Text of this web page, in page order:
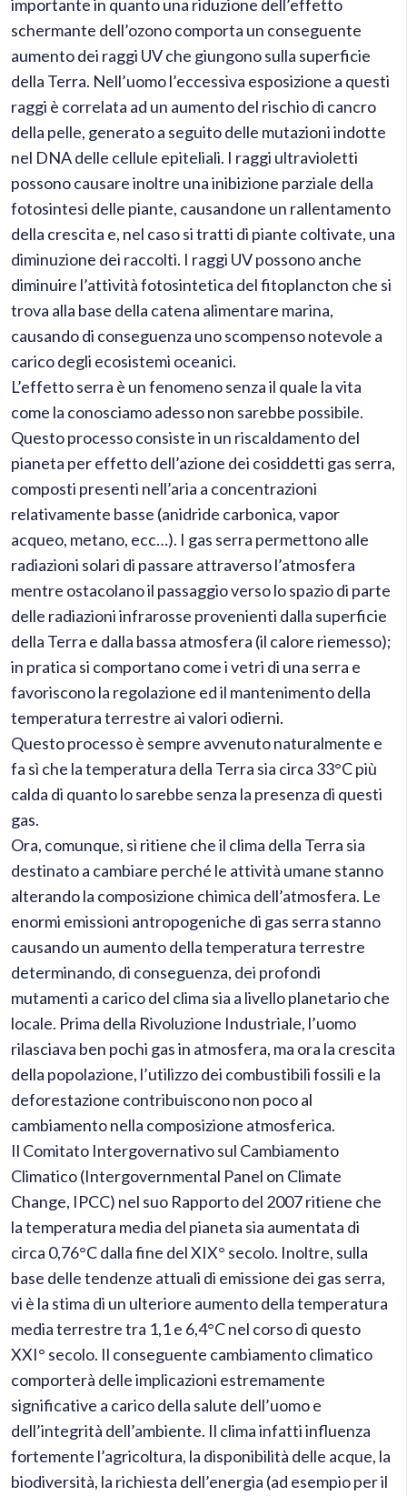
importante in quanto una riduzione dell’effetto
schermante dell’ozono comporta un conseguente
aumento dei raggi UV che giungono sulla superficie
della Terra. Nell’uomo l’eccessiva esposizione a questi
raggi è correlata ad un aumento del rischio di cancro
della pelle, generato a seguito delle mutazioni indotte
nel DNA delle cellule epiteliali. I raggi ultravioletti
possono causare inoltre una inibizione parziale della
fotosintesi delle piante, causandone un rallentamento
della crescita e, nel caso si tratti di piante coltivate, una
diminuzione dei raccolti. I raggi UV possono anche
diminuire l’attività fotosintetica del fitoplancton che si
trova alla base della catena alimentare marina,
causando di conseguenza uno scompenso notevole a
carico degli ecosistemi oceanici.
L’effetto serra è un fenomeno senza il quale la vita
come la conosciamo adesso non sarebbe possibile.
Questo processo consiste in un riscaldamento del
pianeta per effetto dell’azione dei cosiddetti gas serra,
composti presenti nell’aria a concentrazioni
relativamente basse (anidride carbonica, vapor
acqueo, metano, ecc…). I gas serra permettono alle
radiazioni solari di passare attraverso l’atmosfera
mentre ostacolano il passaggio verso lo spazio di parte
delle radiazioni infrarosse provenienti dalla superficie
della Terra e dalla bassa atmosfera (il calore riemesso);
in pratica si comportano come i vetri di una serra e
favoriscono la regolazione ed il mantenimento della
temperatura terrestre ai valori odierni.
Questo processo è sempre avvenuto naturalmente e
fa sì che la temperatura della Terra sia circa 33°C più
calda di quanto lo sarebbe senza la presenza di questi
gas.
Ora, comunque, si ritiene che il clima della Terra sia
destinato a cambiare perché le attività umane stanno
alterando la composizione chimica dell’atmosfera. Le
enormi emissioni antropogeniche di gas serra stanno
causando un aumento della temperatura terrestre
determinando, di conseguenza, dei profondi
mutamenti a carico del clima sia a livello planetario che
locale. Prima della Rivoluzione Industriale, l’uomo
rilasciava ben pochi gas in atmosfera, ma ora la crescita
della popolazione, l’utilizzo dei combustibili fossili e la
deforestazione contribuiscono non poco al
cambiamento nella composizione atmosferica.
Il Comitato Intergovernativo sul Cambiamento
Climatico (Intergovernmental Panel on Climate
Change, IPCC) nel suo Rapporto del 2007 ritiene che
la temperatura media del pianeta sia aumentata di
circa 0,76°C dalla fine del XIX° secolo. Inoltre, sulla
base delle tendenze attuali di emissione dei gas serra,
vi è la stima di un ulteriore aumento della temperatura
media terrestre tra 1,1 e 6,4°C nel corso di questo
XXI° secolo. Il conseguente cambiamento climatico
comporterà delle implicazioni estremamente
significative a carico della salute dell’uomo e
dell’integrità dell’ambiente. Il clima infatti influenza
fortemente l’agricoltura, la disponibilità delle acque, la
biodiversità, la richiesta dell’energia (ad esempio per il